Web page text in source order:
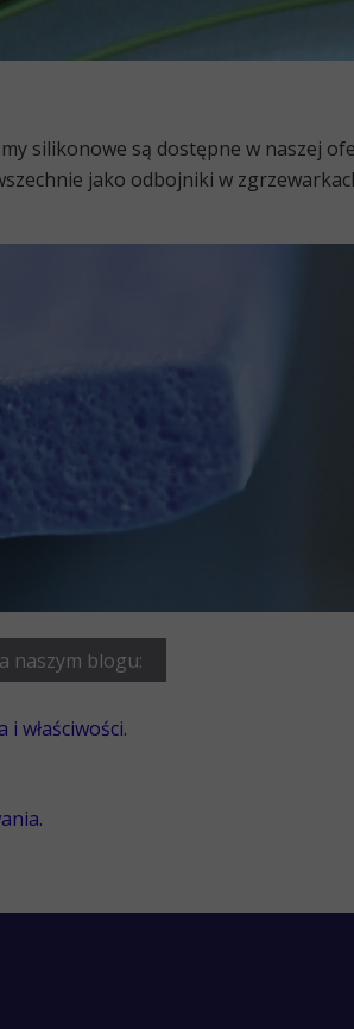
naszym blogu:
właściwości.
silikonowe są dostępne w naszej
jako odbojniki w